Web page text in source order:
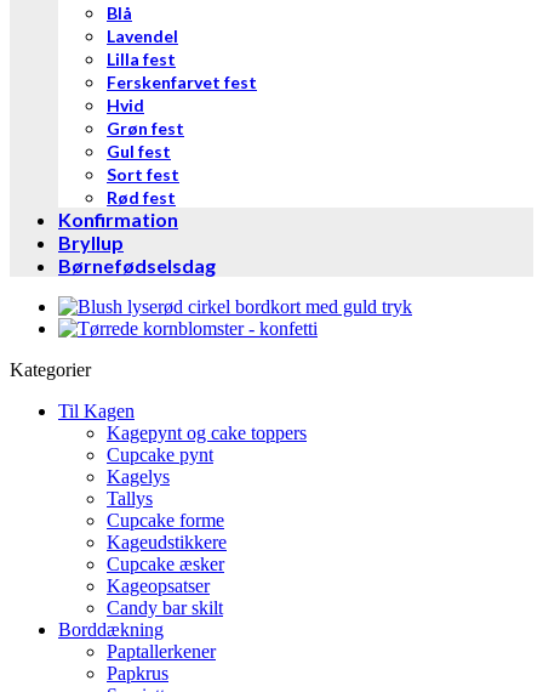
Blå
Lavendel
Lilla fest
Ferskenfarvet fest
Hvid
Grøn fest
Gul fest
Sort fest
Rød fest
Konfirmation
Bryllup
Børnefødselsdag
Kategorier
Til Kagen
Kagepynt og cake toppers
Cupcake pynt
Kagelys
Tallys
Cupcake forme
Kageudstikkere
Cupcake æsker
Kageopsatser
Candy bar skilt
Borddækning
Paptallerkener
Papkrus